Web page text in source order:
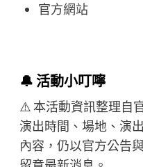
官方網站
🔔 活動小叮嚀
⚠️ 本活動資訊整理自
演出時間、場地、演
內容，仍以官方公告